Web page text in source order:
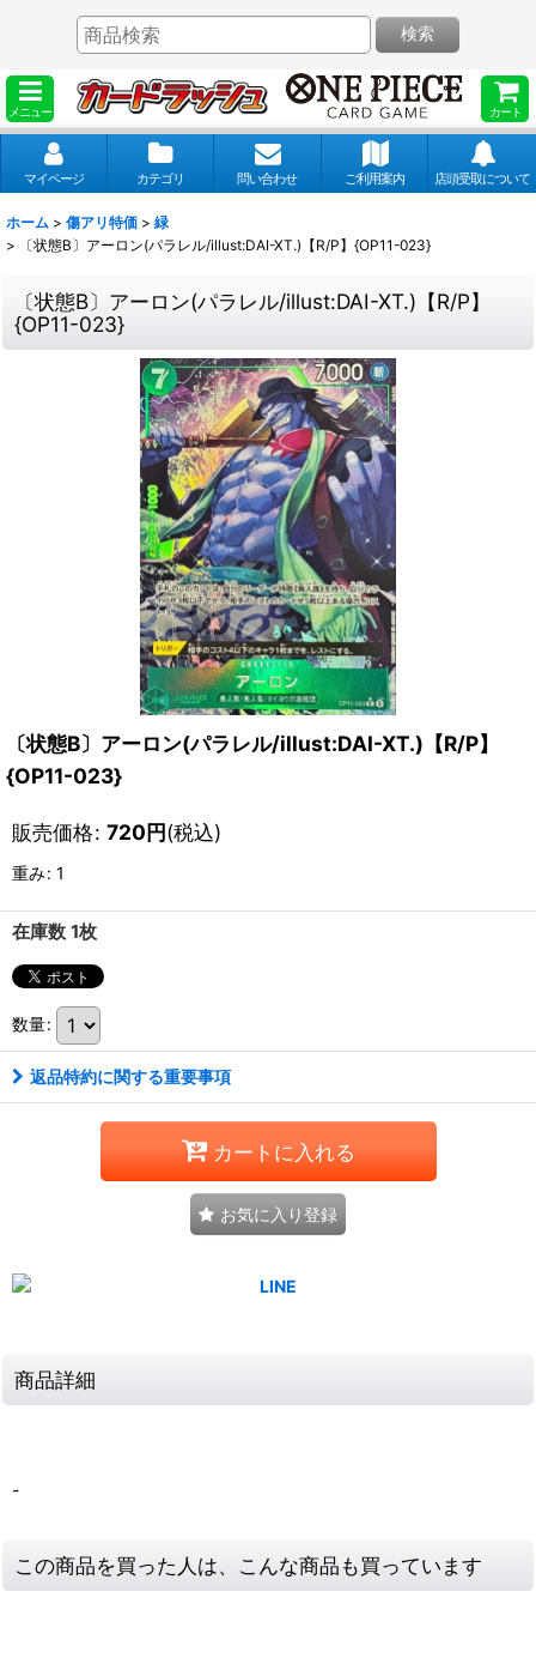
メニュー カート
検索
マイページ カテゴリ 問い合わせ ご利用案内 店頭受取について
ホーム > 傷アリ特価 > 緑
>
〔状態B〕アーロン(パラレル/illust:DAI-XT.)【R/P】{OP11-023}
〔状態B〕アーロン(パラレル/illust:DAI-XT.)【R/P】
{OP11-023}
〔状態B〕アーロン(パラレル/illust:DAI-XT.)【R/P】
{OP11-023}
販売価格: 720円(税込)
重み: 1
在庫数 1枚
数量:
返品特約に関する重要事項
カートに入れる
お気に入り登録
商品詳細
-
この商品を買った人は、こんな商品も買っています